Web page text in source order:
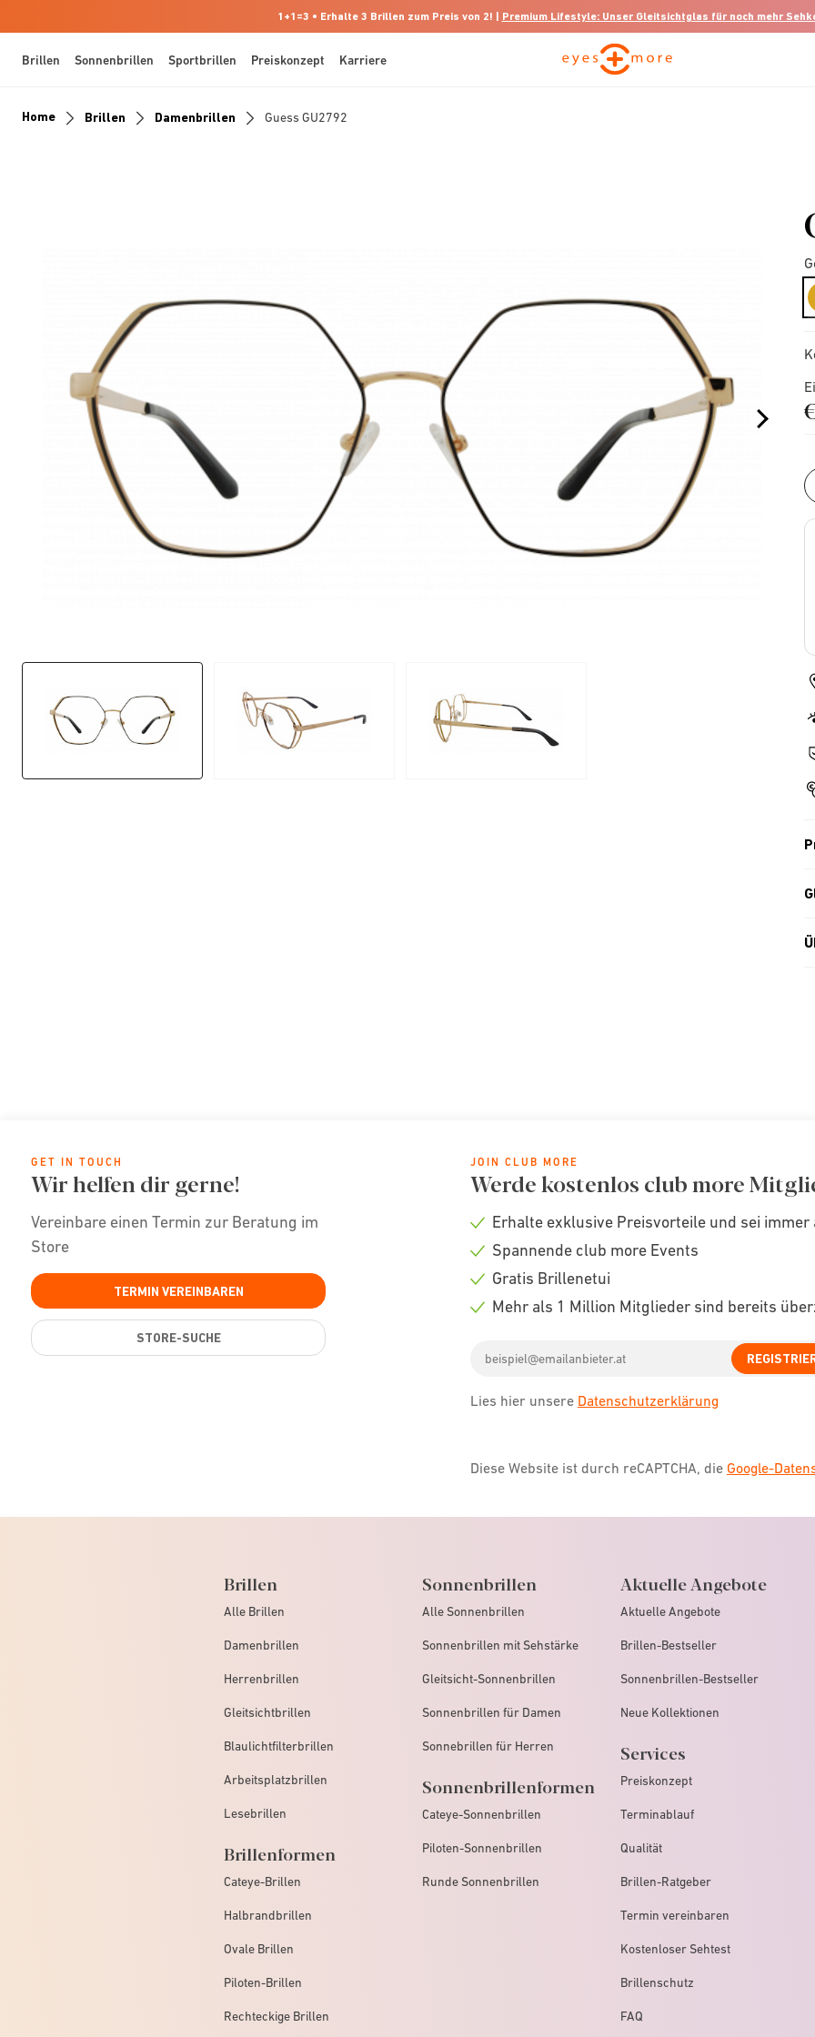
1+1=3 • Erhalte 3 Brillen zum Preis von 2! | Premium Lifestyle: Unser Gleitsichtglas für noch mehr
Brillen Sonnenbrillen Sportbrillen Preiskonzept Karriere
Home Brillen Damenbrillen Guess GU2792
GET IN TOUCH
Wir helfen dir gerne!
Vereinbare einen Termin zur Beratung im
Store
TERMIN VEREINBAREN
STORE-SUCHE
JOIN CLUB MORE
Werde kostenlos club more
Check
Erhalte exklusive Preisvorteile und sei
Check
Spannende club more Events
Check
Gratis Brillenetui
Mehr als 1 Million Mitglieder sind bereits
address
Lies hier unsere Datenschutzerklärung
Diese Website ist durch reCAPTCHA, die Google-
Brillen
Alle Brillen
Damenbrillen
Herrenbrillen
Gleitsichtbrillen
Blaulichtfilterbrillen
Arbeitsplatzbrillen
Lesebrillen
Brillenformen
Cateye-Brillen
Halbrandbrillen
Ovale Brillen
Piloten-Brillen
Rechteckige Brillen
Sonnenbrillen
Alle Sonnenbrillen
Sonnenbrillen mit Sehstärke
Gleitsicht-Sonnenbrillen
Sonnenbrillen für Damen
Sonnebrillen für Herren
Sonnenbrillenformen
Cateye-Sonnenbrillen
Piloten-Sonnenbrillen
Runde Sonnenbrillen
Aktuelle Angebote
Aktuelle Angebote
Brillen-Bestseller
Sonnenbrillen-Bestseller
Neue Kollektionen
Services
Preiskonzept
Terminablauf
Qualität
Brillen-Ratgeber
Termin vereinbaren
Kostenloser Sehtest
Brillenschutz
FAQ